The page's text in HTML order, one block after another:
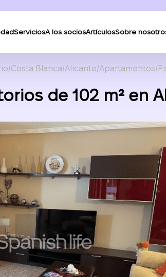
ServiciosA los sociosArtículosSobre
Costa Blanca Alicante Apartamentos
de 102 m² en